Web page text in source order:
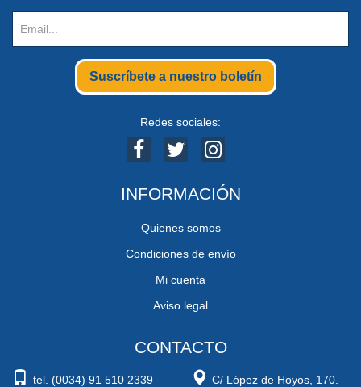
Suscríbete a nuestro boletín
Redes sociales:
INFORMACIÓN
Quienes somos
Condiciones de envío
Mi cuenta
Aviso legal
CONTACTO
tel. (0034) 91 510 2339 C/ López de Hoyos, 170.